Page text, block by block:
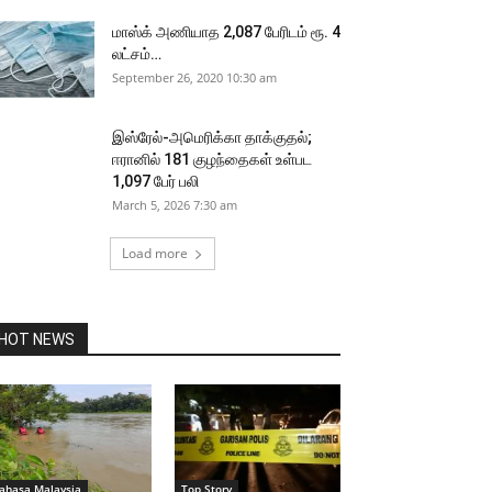
மாஸ்க் அணியாத 2,087 பேரிடம் ரூ. 4
லட்சம்…
September 26, 2020 10:30 am
இஸ்ரேல்-அமெரிக்கா தாக்குதல்;
ஈரானில் 181 குழந்தைகள் உள்பட
1,097 பேர் பலி
March 5, 2026 7:30 am
Load more
NEWS
Malaysia Top Story